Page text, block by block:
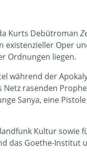
Kurts Debütroman
existenzieller Oper
Ordnungen liegen.
während der
rasenden
Sanya, eine Pistole
Kultur sowie
das Goethe-Institut